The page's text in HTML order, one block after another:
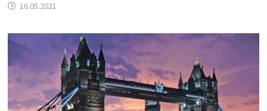
16.05.2021